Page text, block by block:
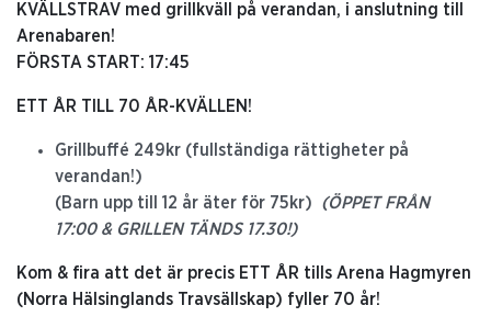
KVÄLLSTRAV med grillkväll på verandan, i anslutning till
Arenabaren!
FÖRSTA START: 17:45
ETT ÅR TILL 70 ÅR-KVÄLLEN!
Grillbuffé 249kr (fullständiga rättigheter på
verandan!)
(Barn upp till 12 år äter för 75kr)
(ÖPPET FRÅN
17:00 & GRILLEN TÄNDS 17.30!)
Kom & fira att det är precis ETT ÅR tills Arena Hagmyren
(Norra Hälsinglands Travsällskap) fyller 70 år!